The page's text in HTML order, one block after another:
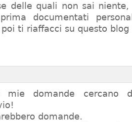
delle quali non sai
documentati
ti riaffacci su questo blog
mie domande cercano
domande.